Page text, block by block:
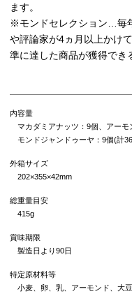
ます。
※モンドセレクション…毎
や評論家が4ヵ月以上かけ
準に達した商品が獲得でき
内容量
マカダミアナッツ：9個、アー
モンドジャンドゥーヤ：9個(計
外箱サイズ
202×355×42mm
総重量目安
415g
賞味期限
製造日より90日
特定原材料等
小麦、卵、乳、アーモンド、大